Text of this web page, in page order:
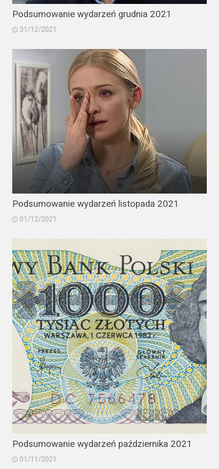
Podsumowanie wydarzeń grudnia 2021
31/12/2021
Podsumowanie wydarzeń listopada 2021
01/12/2021
Podsumowanie wydarzeń października 2021
01/11/2021